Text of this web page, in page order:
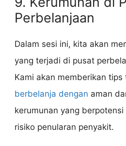
Perbelanjaan
Dalam sesi ini, kita akan
yang terjadi di pusat
Kami akan memberikan tips
berbelanja dengan aman
kerumunan yang
risiko penularan penyakit.